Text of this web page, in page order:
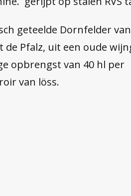
geteelde Dornfelder
Pfalz, uit een oude
opbrengst van 40 hl per
van löss.